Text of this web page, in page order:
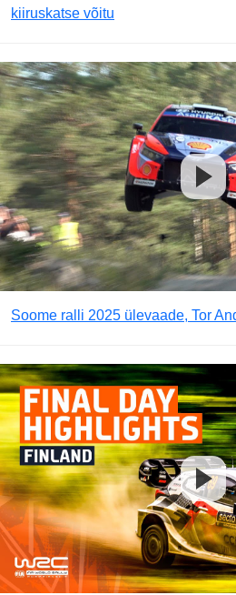
kiiruskatse võitu
Soome ralli 2025 ülevaade, Tor